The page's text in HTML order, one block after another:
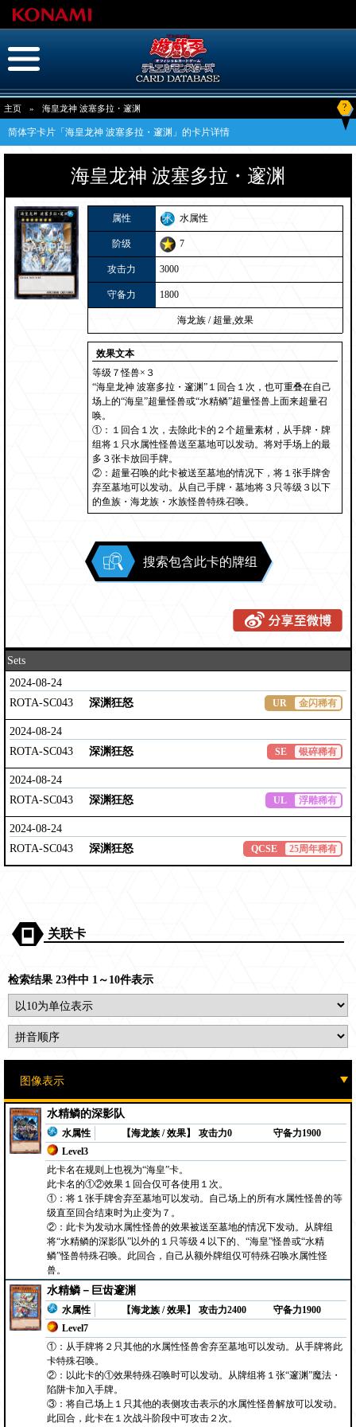
主页 » 海皇龙神 波塞多拉・邃渊 ?
简体字卡片「海皇龙神 波塞多拉・邃渊」的卡片详情
海皇龙神 波塞多拉・邃渊
属性 水属性
阶级 7
攻击力 3000
守备力 1800
海龙族 / 超量,效果
效果文本
等级７怪兽×３
“海皇龙神 波塞多拉・邃渊”１回合１次，也可重叠在自己
场上的“海皇”超量怪兽或“水精鳞”超量怪兽上面来超量召
唤。
①：１回合１次，去除此卡的２个超量素材，从手牌・牌
组将１只水属性怪兽送至墓地可以发动。将对手场上的最
多３张卡放回手牌。
②：超量召唤的此卡被送至墓地的情况下，将１张手牌舍
弃至墓地可以发动。从自己手牌・墓地将３只等级３以下
的鱼族・海龙族・水族怪兽特殊召唤。
搜索包含此卡的牌组
Sets
2024-08-24
ROTA-SC043
深渊狂怒 UR 金闪稀有
2024-08-24
ROTA-SC043
深渊狂怒 SE 银碎稀有
2024-08-24
ROTA-SC043
深渊狂怒 UL 浮雕稀有
2024-08-24
ROTA-SC043
深渊狂怒 QCSE 25周年稀有
关联卡
检索结果 23件中 1～10件表示
水精鳞的深影队
水属性
【海龙族 / 效果】
Level3
攻击力0 守备力1900
此卡名在规则上也视为“海皇”卡。
此卡名的①②效果１回合仅可各使用１次。
①：将１张手牌舍弃至墓地可以发动。自己场上的所有水属性怪兽的等
级直至回合结束时为止变为７。
②：此卡为发动水属性怪兽的效果被送至墓地的情况下发动。从牌组
将“水精鳞的深影队”以外的１只等级４以下的、“海皇”怪兽或“水精
鳞”怪兽特殊召唤。此回合，自己从额外牌组仅可特殊召唤水属性怪
兽。
水精鳞－巨齿邃渊
水属性
【海龙族 / 效果】
Level7
攻击力2400 守备力1900
①：从手牌将２只其他的水属性怪兽舍弃至墓地可以发动。从手牌将此
卡特殊召唤。
②：以此卡的①效果特殊召唤时可以发动。从牌组将１张“邃渊”魔法・
陷阱卡加入手牌。
③：将自己场上１只其他的表侧攻击表示的水属性怪兽解放可以发动。
此回合，此卡在１次战斗阶段中可攻击２次。